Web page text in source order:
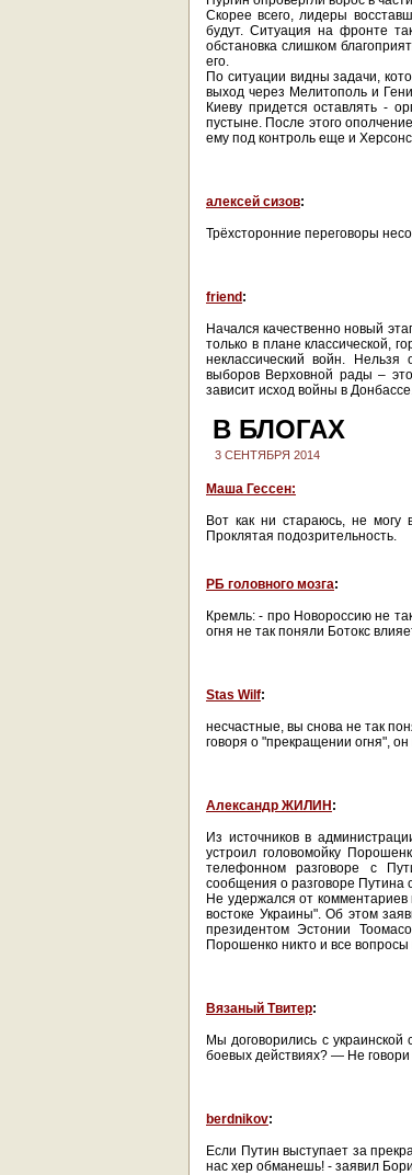
Скорее всего, лидеры
будут. Ситуация на фронте
обстановка слишком
его.
По ситуации видны задачи,
выход через Мелитополь и
Киеву придется оставлять -
пустыне. После этого
ему под контроль еще и
алексей сизов:
Трёхсторонние переговоры
friend :
Начался качественно новый
только в плане классической,
неклассический войн.
выборов Верховной рады –
зависит исход войны в
В БЛОГАХ
3 СЕНТЯБРЯ 2014
Маша Гессен:
Вот как ни стараюсь, не
Проклятая подозрительность.
РБ головного мозга:
Кремль: - про Новороссию не
огня не так поняли Ботокс
Stas Wilf:
несчастные, вы снова не так
говоря о "прекращении огня",
Александр ЖИЛИН :
Из источников в
устроил головомойку
телефонном разговоре с
сообщения о разговоре Путина
Не удержался от
востоке Украины". Об этом
президентом Эстонии
Порошенко никто и все
Вязаный Твитер:
Мы договорились с
боевых действиях? — Не говори
berdnikov:
Если Путин выступает за
нас хер обманешь! - заявил